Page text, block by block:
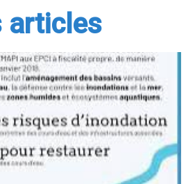
articles